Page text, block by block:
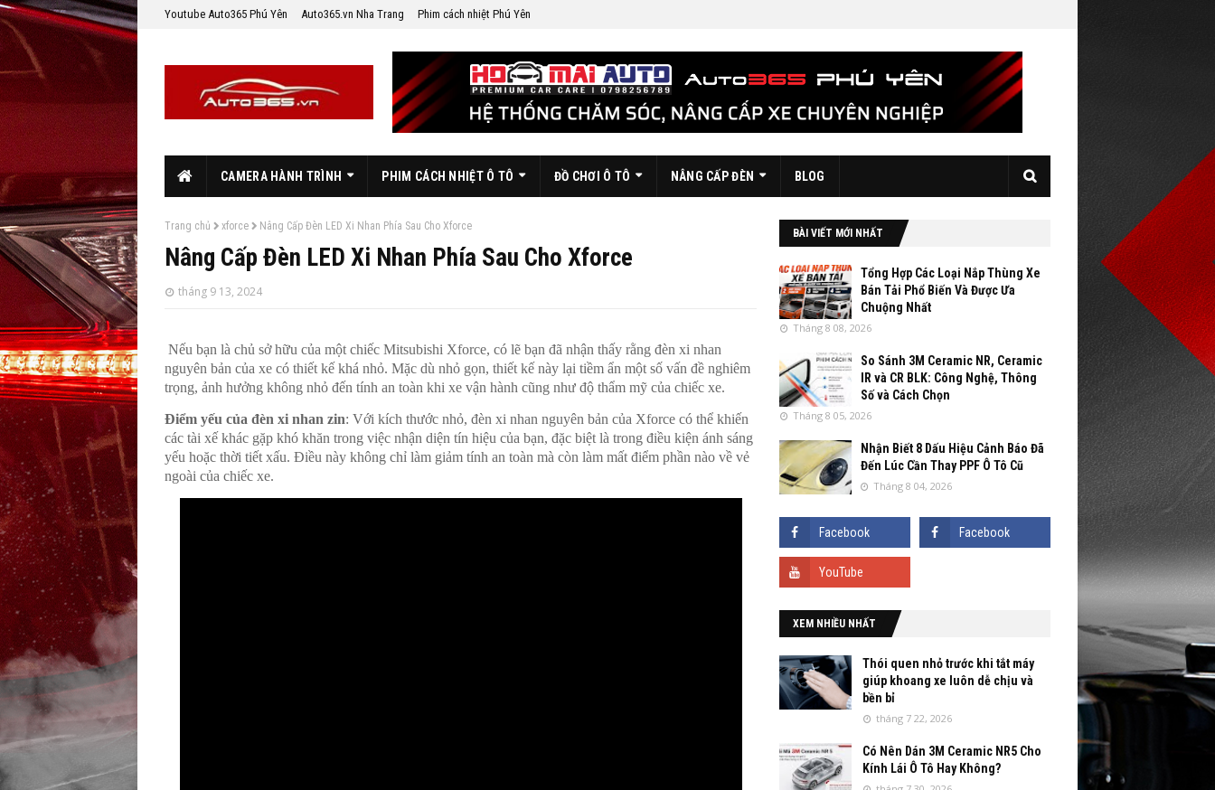
Youtube Auto365 Phú Yên Auto365.vn Nha Trang Phim cách nhiệt Phú Yên
CAMERA HÀNH TRÌNH PHIM CÁCH NHIỆT Ô TÔ ĐỒ CHƠI Ô TÔ NÂNG CẤP ĐÈN BLOG
Trang chủ xforce Nâng Cấp Đèn LED Xi Nhan Phía Sau Cho Xforce
Nâng Cấp Đèn LED Xi Nhan Phía Sau Cho Xforce
tháng 9 13, 2024
Nếu bạn là chủ sở hữu của một chiếc Mitsubishi Xforce, có lẽ bạn đã nhận thấy rằng đèn xi nhan
nguyên bản của xe có thiết kế khá nhỏ. Mặc dù nhỏ gọn, thiết kế này lại tiềm ẩn một số vấn đề nghiêm
trọng, ảnh hưởng không nhỏ đến tính an toàn khi xe vận hành cũng như độ thẩm mỹ của chiếc xe.
Điểm yếu của đèn xi nhan zin: Với kích thước nhỏ, đèn xi nhan nguyên bản của Xforce có thể khiến
các tài xế khác gặp khó khăn trong việc nhận diện tín hiệu của bạn, đặc biệt là trong điều kiện ánh sáng
yếu hoặc thời tiết xấu. Điều này không chỉ làm giảm tính an toàn mà còn làm mất điểm phần nào về vẻ
ngoài của chiếc xe.
BÀI VIẾT MỚI NHẤT
Tổng Hợp Các Loại Nắp Thùng Xe
Bán Tải Phổ Biến Và Được Ưa
Chuộng Nhất
Tháng 8 08, 2026
So Sánh 3M Ceramic NR, Ceramic
IR và CR BLK: Công Nghệ, Thông
Số và Cách Chọn
Tháng 8 05, 2026
Nhận Biết 8 Dấu Hiệu Cảnh Báo Đã
Đến Lúc Cần Thay PPF Ô Tô Cũ
Tháng 8 04, 2026
XEM NHIỀU NHẤT
Thói quen nhỏ trước khi tắt máy
giúp khoang xe luôn dễ chịu và
bền bỉ
tháng 7 22, 2026
Có Nên Dán 3M Ceramic NR5 Cho
Kính Lái Ô Tô Hay Không?